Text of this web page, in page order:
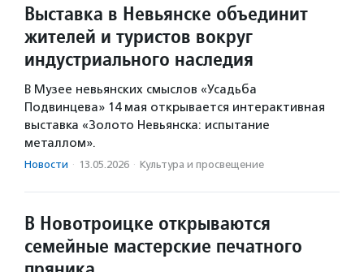
Выставка в Невьянске объединит
жителей и туристов вокруг
индустриального наследия
В Музее невьянских смыслов «Усадьба
Подвинцева» 14 мая открывается интерактивная
выставка «Золото Невьянска: испытание
металлом».
Новости · 13.05.2026 · Культура и просвещение
В Новотроицке открываются
семейные мастерские печатного